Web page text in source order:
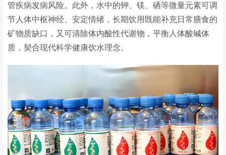
管疾病发病风险。此外，水中的钾、镁、硒等微量元素可调
节人体中枢神经、安定情绪，长期饮用既能补充日常膳食的
矿物质缺口，又可清除体内酸性代谢物，平衡人体酸碱体
质，契合现代科学健康饮水理念。